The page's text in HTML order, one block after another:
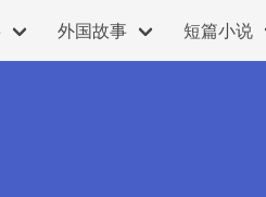
外国故事 短篇小说